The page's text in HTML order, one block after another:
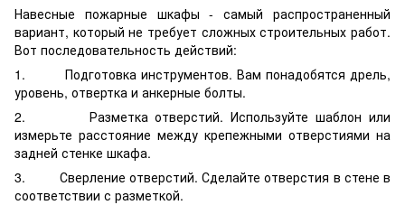
Навесные пожарные шкафы - самый распространенный
вариант, который не требует сложных строительных работ.
Вот последовательность действий:
1. Подготовка инструментов. Вам понадобятся дрель,
уровень, отвертка и анкерные болты.
2. Разметка отверстий. Используйте шаблон или
измерьте расстояние между крепежными отверстиями на
задней стенке шкафа.
3. Сверление отверстий. Сделайте отверстия в стене в
соответствии с разметкой.